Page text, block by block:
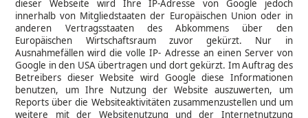
dieser Webseite wird Ihre IP-Adresse von Google jedoch
innerhalb von Mitgliedstaaten der Europäischen Union oder in
anderen Vertragsstaaten des Abkommens über den
Europäischen Wirtschaftsraum zuvor gekürzt. Nur in
Ausnahmefällen wird die volle IP- Adresse an einen Server von
Google in den USA übertragen und dort gekürzt. Im Auftrag des
Betreibers dieser Website wird Google diese Informationen
benutzen, um Ihre Nutzung der Website auszuwerten, um
Reports über die Websiteaktivitäten zusammenzustellen und um
weitere mit der Websitenutzung und der Internetnutzung